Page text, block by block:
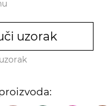
uzorak